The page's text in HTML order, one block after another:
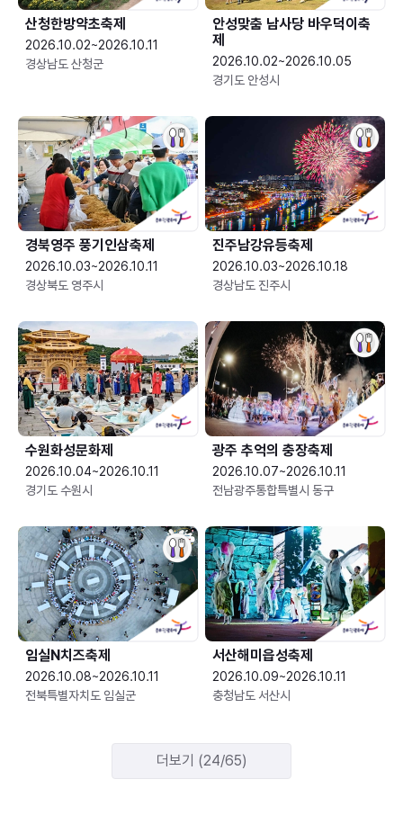
산청한방약초축제
2026.10.02~2026.10.11
경상남도 산청군
안성맞춤 남사당 바우덕이축
제
2026.10.02~2026.10.05
경기도 안성시
경북영주 풍기인삼축제
2026.10.03~2026.10.11
경상북도 영주시
진주남강유등축제
2026.10.03~2026.10.18
경상남도 진주시
수원화성문화제
2026.10.04~2026.10.11
경기도 수원시
광주 추억의 충장축제
2026.10.07~2026.10.11
전남광주통합특별시 동구
임실N치즈축제
2026.10.08~2026.10.11
전북특별자치도 임실군
서산해미읍성축제
2026.10.09~2026.10.11
충청남도 서산시
더보기 (24/65)